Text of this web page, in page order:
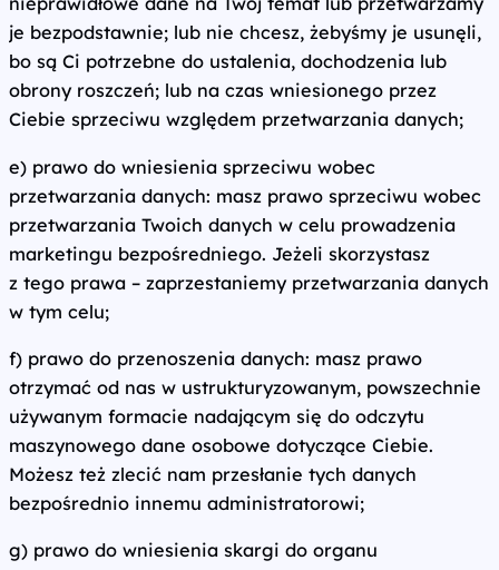
je bezpodstawnie; lub nie chcesz, żebyśmy je usunęli,
bo są Ci potrzebne do ustalenia, dochodzenia lub
obrony roszczeń; lub na czas wniesionego przez
Ciebie sprzeciwu względem przetwarzania danych;
e) prawo do wniesienia sprzeciwu wobec
przetwarzania danych: masz prawo sprzeciwu wobec
przetwarzania Twoich danych w celu prowadzenia
marketingu bezpośredniego. Jeżeli skorzystasz
z tego prawa – zaprzestaniemy przetwarzania danych
w tym celu;
f) prawo do przenoszenia danych: masz prawo
otrzymać od nas w ustrukturyzowanym, powszechnie
używanym formacie nadającym się do odczytu
maszynowego dane osobowe dotyczące Ciebie.
Możesz też zlecić nam przesłanie tych danych
bezpośrednio innemu administratorowi;
g) prawo do wniesienia skargi do organu